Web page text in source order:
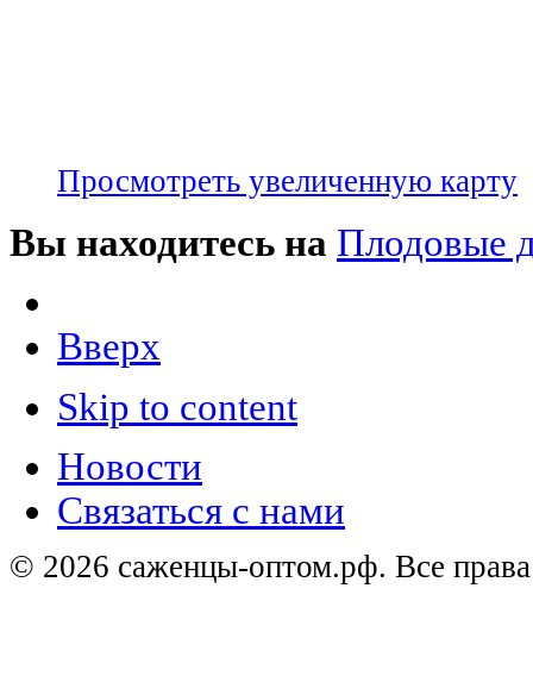
Просмотреть увеличенную карту
Вы находитесь на Плодовые
Вверх
Skip to content
Новости
Связаться с нами
© 2026 саженцы-оптом.рф. Все